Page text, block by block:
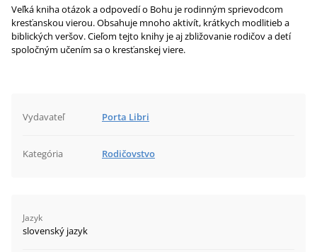
Veľká kniha otázok a odpovedí o Bohu je rodinným sprievodcom
kresťanskou vierou. Obsahuje mnoho aktivít, krátkych modlitieb a
biblických veršov. Cieľom tejto knihy je aj zbližovanie rodičov a detí
spoločným učením sa o kresťanskej viere.
Vydavateľ Porta Libri
Kategória Rodičovstvo
Jazyk
slovenský jazyk